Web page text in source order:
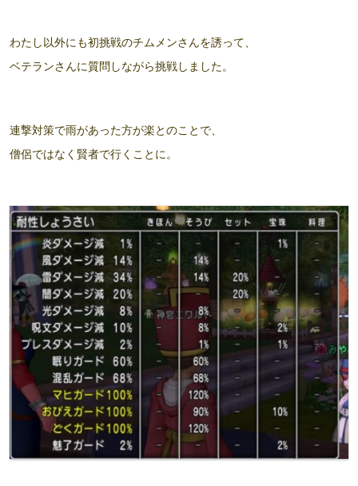
わたし以外にも初挑戦のチムメンさんを誘って、
ベテランさんに質問しながら挑戦しました。
連撃対策で雨があった方が楽とのことで、
僧侶ではなく賢者で行くことに。